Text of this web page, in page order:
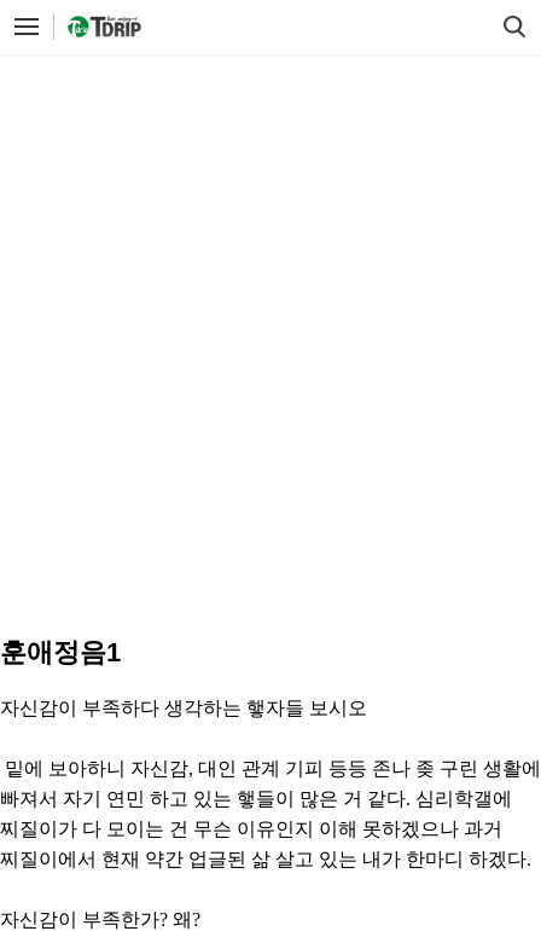
훈애정음1
자신감이 부족하다 생각하는 햏자들 보시오
밑에 보아하니 자신감, 대인 관계 기피 등등 존나 좆 구린 생활에
빠져서 자기 연민 하고 있는 햏들이 많은 거 같다. 심리학갤에
찌질이가 다 모이는 건 무슨 이유인지 이해 못하겠으나 과거
찌질이에서 현재 약간 업글된 삶 살고 있는 내가 한마디 하겠다.
자신감이 부족한가? 왜?